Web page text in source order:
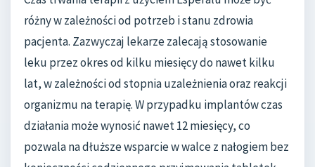
różny w zależności od potrzeb i stanu zdrowia
pacjenta. Zazwyczaj lekarze zalecają stosowanie
leku przez okres od kilku miesięcy do nawet kilku
lat, w zależności od stopnia uzależnienia oraz reakcji
organizmu na terapię. W przypadku implantów czas
działania może wynosić nawet 12 miesięcy, co
pozwala na dłuższe wsparcie w walce z nałogiem bez